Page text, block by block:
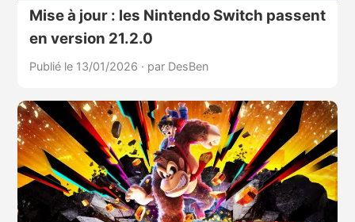
Mise à jour : les Nintendo Switch passent
en version 21.2.0
Publié le 13/01/2026 · par DesBen